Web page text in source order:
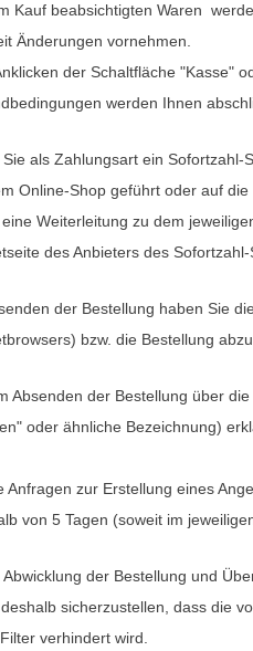
Kauf beabsichtigten Waren
Änderungen vornehmen.
der Schaltfläche "Kasse"
werden Ihnen
Sie als Zahlungsart ein
Online-Shop geführt oder auf
Weiterleitung zu dem
des Anbieters des
der Bestellung haben Sie
bzw. die Bestellung
Absenden der Bestellung über
oder ähnliche Bezeichnung)
Anfragen zur Erstellung eines
von 5 Tagen (soweit im
Abwicklung der Bestellung und
sicherzustellen, dass die
verhindert wird.